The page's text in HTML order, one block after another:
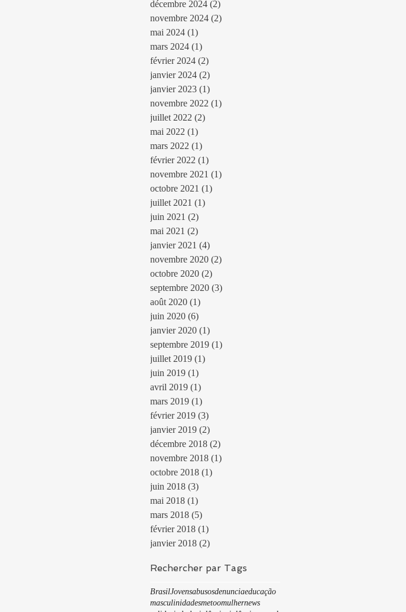
décembre 2024 (2)
novembre 2024 (2)
mai 2024 (1)
mars 2024 (1)
février 2024 (2)
janvier 2024 (2)
janvier 2023 (1)
novembre 2022 (1)
juillet 2022 (2)
mai 2022 (1)
mars 2022 (1)
février 2022 (1)
novembre 2021 (1)
octobre 2021 (1)
juillet 2021 (1)
juin 2021 (2)
mai 2021 (2)
janvier 2021 (4)
novembre 2020 (2)
octobre 2020 (2)
septembre 2020 (3)
août 2020 (1)
juin 2020 (6)
janvier 2020 (1)
septembre 2019 (1)
juillet 2019 (1)
juin 2019 (1)
avril 2019 (1)
mars 2019 (1)
février 2019 (3)
janvier 2019 (2)
décembre 2018 (2)
novembre 2018 (1)
octobre 2018 (1)
juin 2018 (3)
mai 2018 (1)
mars 2018 (5)
février 2018 (1)
janvier 2018 (2)
Rechercher par Tags
BrasilJovensabusosdenunciaeducação
masculinidadesmetoomulhernews